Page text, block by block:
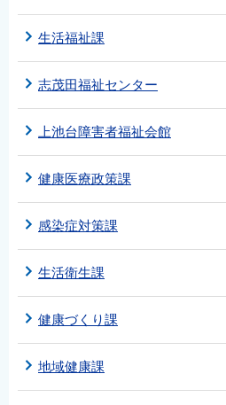
生活福祉課
志茂田福祉センター
上池台障害者福祉会館
健康医療政策課
感染症対策課
生活衛生課
健康づくり課
地域健康課